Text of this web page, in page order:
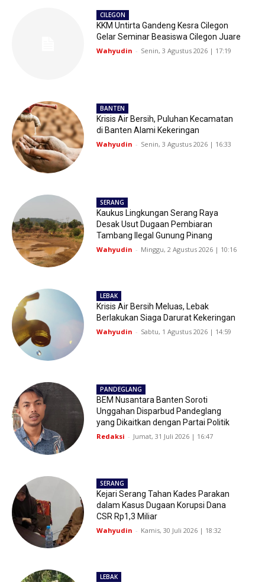
CILEGON
KKM Untirta Gandeng Kesra Cilegon
Gelar Seminar Beasiswa Cilegon Juare
Wahyudin - Senin, 3 Agustus 2026 | 17:19
BANTEN
Krisis Air Bersih, Puluhan Kecamatan
di Banten Alami Kekeringan
Wahyudin - Senin, 3 Agustus 2026 | 16:33
SERANG
Kaukus Lingkungan Serang Raya
Desak Usut Dugaan Pembiaran
Tambang Ilegal Gunung Pinang
Wahyudin - Minggu, 2 Agustus 2026 | 10:16
LEBAK
Krisis Air Bersih Meluas, Lebak
Berlakukan Siaga Darurat Kekeringan
Wahyudin - Sabtu, 1 Agustus 2026 | 14:59
PANDEGLANG
BEM Nusantara Banten Soroti
Unggahan Disparbud Pandeglang
yang Dikaitkan dengan Partai Politik
Redaksi - Jumat, 31 Juli 2026 | 16:47
SERANG
Kejari Serang Tahan Kades Parakan
dalam Kasus Dugaan Korupsi Dana
CSR Rp1,3 Miliar
Wahyudin - Kamis, 30 Juli 2026 | 18:32
LEBAK